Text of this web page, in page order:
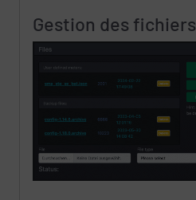
Gestion des fichiers